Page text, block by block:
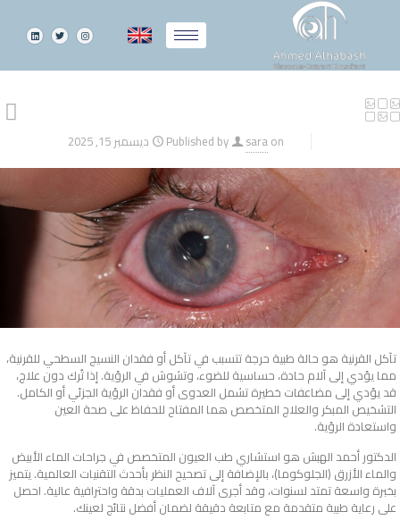
Published by saraon ديسمبر 15, 2025
تآكل القرنية هو حالة طبية حرجة تتسبب في تآكل أو فقدان النسيج السطحي للقرنية،
مما يؤدي إلى آلام حادة، حساسية للضوء، وتشوش في الرؤية. إذا تُرك دون علاج،
قد يؤدي إلى مضاعفات خطيرة تشمل العدوى أو فقدان الرؤية الجزئي أو الكامل.
التشخيص المبكر والعلاج المتخصص هما المفتاح للحفاظ على صحة العين
واستعادة الرؤية.
الدكتور أحمد الهبش هو استشاري طب العيون المتخصص في جراحات الماء الأبيض
والماء الأزرق (الجلوكوما)، بالإضافة إلى تصحيح النظر بأحدث التقنيات العالمية. يتميز
بخبرة واسعة تمتد لسنوات، وقد أجرى آلاف العمليات بدقة واحترافية عالية. احصل
على رعاية طبية متقدمة مع متابعة دقيقة لضمان أفضل نتائج لعينك.